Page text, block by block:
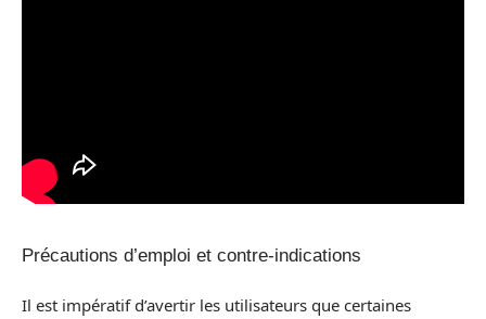
Précautions d’emploi et contre-indications
Il est impératif d’avertir les utilisateurs que certaines